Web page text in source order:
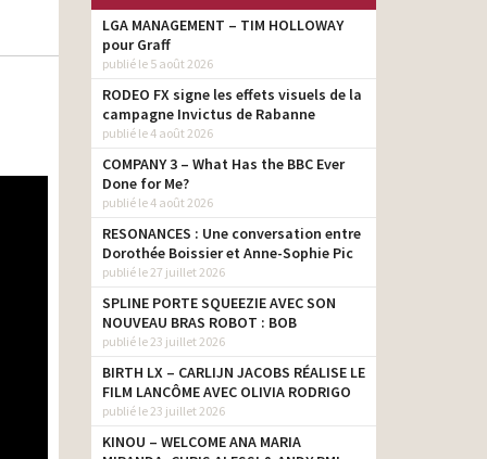
LGA MANAGEMENT – TIM HOLLOWAY
pour Graff
publié le 5 août 2026
RODEO FX signe les effets visuels de la
campagne Invictus de Rabanne
publié le 4 août 2026
COMPANY 3 – What Has the BBC Ever
Done for Me?
publié le 4 août 2026
RESONANCES : Une conversation entre
Dorothée Boissier et Anne-Sophie Pic
publié le 27 juillet 2026
SPLINE PORTE SQUEEZIE AVEC SON
NOUVEAU BRAS ROBOT : BOB
publié le 23 juillet 2026
BIRTH LX – CARLIJN JACOBS RÉALISE LE
FILM LANCÔME AVEC OLIVIA RODRIGO
publié le 23 juillet 2026
KINOU – WELCOME ANA MARIA